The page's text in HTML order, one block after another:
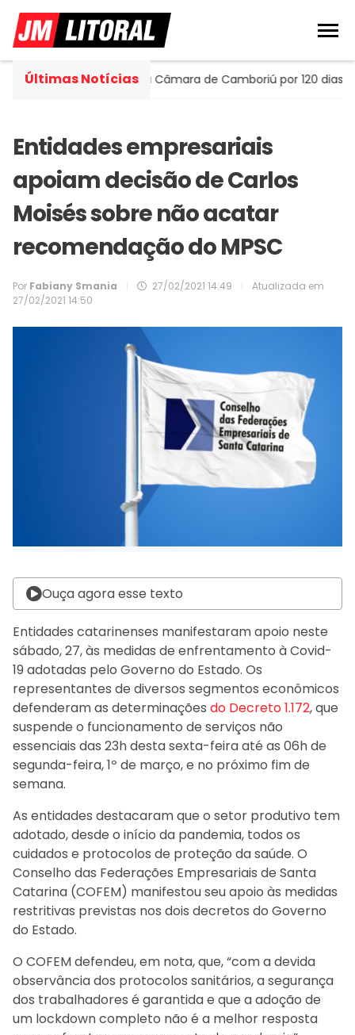
Últimas Notícias
assume cadeira na Câmara de Camboriú por 120 dias
Entidades empresariais
apoiam decisão de Carlos
Moisés sobre não acatar
recomendação do MPSC
Por Fabiany Smania 27/02/2021 14:49
Atualizada em
27/02/2021 14:50
Ouça agora esse texto
Entidades catarinenses manifestaram apoio neste
sábado, 27, às medidas de enfrentamento à Covid-
19 adotadas pelo Governo do Estado. Os
representantes de diversos segmentos econômicos
defenderam as determinações do Decreto 1.172, que
suspende o funcionamento de serviços não
essenciais das 23h desta sexta-feira até as 06h de
segunda-feira, 1º de março, e no próximo fim de
semana.
As entidades destacaram que o setor produtivo tem
adotado, desde o início da pandemia, todos os
cuidados e protocolos de proteção da saúde. O
Conselho das Federações Empresariais de Santa
Catarina (COFEM) manifestou seu apoio às medidas
restritivas previstas nos dois decretos do Governo
do Estado.
O COFEM defendeu, em nota, que, “com a devida
observância dos protocolos sanitários, a segurança
dos trabalhadores é garantida e que a adoção de
um lockdown completo não é a melhor resposta